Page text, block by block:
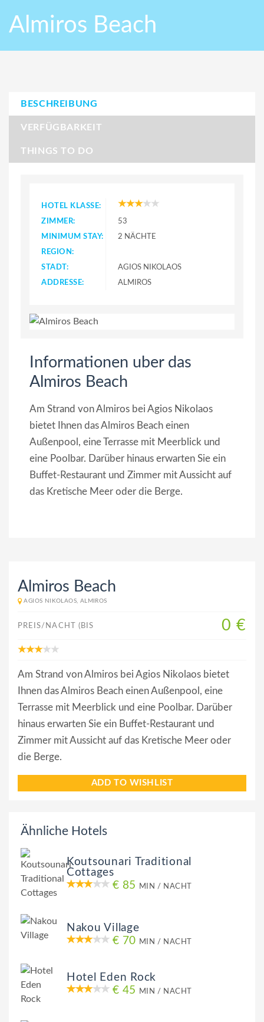
Almiros Beach
BESCHREIBUNG
VERFÜGBARKEIT
THINGS TO DO
HOTEL KLASSE:
ZIMMER:
53
MINIMUM STAY:
2 NÄCHTE
REGION:
STADT:
AGIOS NIKOLAOS
ADDRESSE:
ALMIROS
Informationen uber das
Almiros Beach
Am Strand von Almiros bei Agios Nikolaos
bietet Ihnen das Almiros Beach einen
Außenpool, eine Terrasse mit Meerblick und
eine Poolbar. Darüber hinaus erwarten Sie ein
Buffet-Restaurant und Zimmer mit Aussicht auf
das Kretische Meer oder die Berge.
Almiros Beach
AGIOS NIKOLAOS, ALMIROS
PREIS/NACHT (BIS 0 €
Am Strand von Almiros bei Agios Nikolaos bietet
Ihnen das Almiros Beach einen Außenpool, eine
Terrasse mit Meerblick und eine Poolbar. Darüber
hinaus erwarten Sie ein Buffet-Restaurant und
Zimmer mit Aussicht auf das Kretische Meer oder
die Berge.
ADD TO WISHLIST
Ähnliche Hotels
Koutsounari Traditional
Cottages
€ 85
MIN / NACHT
Nakou Village
€ 70 MIN / NACHT
Hotel Eden Rock
€ 45
MIN / NACHT